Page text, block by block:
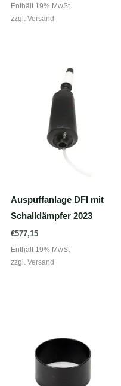
war:
€11.888,00
Enthält 19% MwSt
zzgl. Versand
Auspuffanlage DFI mit
Schalldämpfer 2023
€577,15
Enthält 19% MwSt
zzgl. Versand